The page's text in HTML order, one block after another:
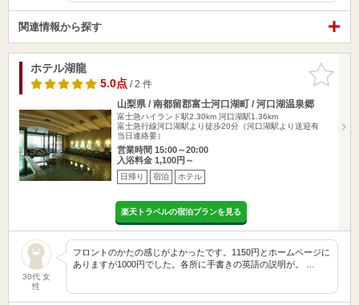
関連情報から探す
お気に入
りに追加
ホテル湖龍
5.0点/ 2 件
山梨県 / 南都留郡富士河口湖町 / 河口湖温泉郷
富士急ハイランド駅2.30km 河口湖駅1.36km
富士急行線河口湖駅より徒歩20分（河口湖駅より送迎有
当日連絡要）
営業時間 15:00～20:00
入浴料金 1,100円～
日帰り 宿泊 ホテル
楽天トラベルの宿泊プランを見る
30代 女
性
フロントのかたの感じがよかったです。1150円とホームページに
ありますが1000円でした。各所に手書きの英語の説明が。 …